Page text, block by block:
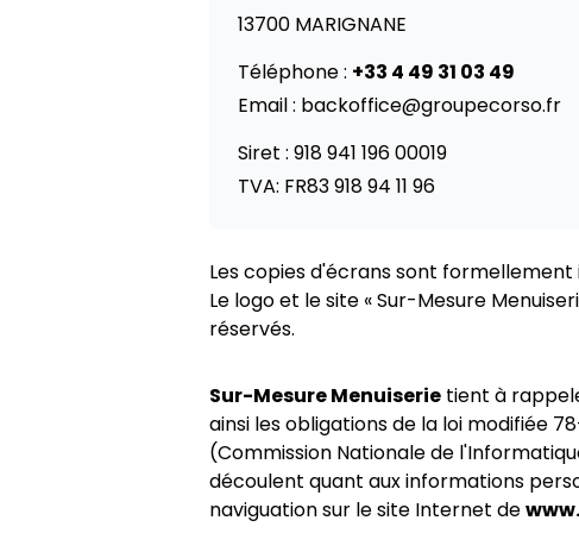
13700 MARIGNANE
Téléphone : +33 4 49 31 03 49
Email : backoffice@groupecorso.fr
Siret : 918 941 196 00019
TVA: FR83 918 94 11 96
Les copies d'écrans sont
Le logo et le site «Sur-Mesure
réservés.
Sur-Mesure Menuiserie tient à
ainsi les obligations de la loi modifiée
(Commission Nationale de
découlent quant aux informations
naviguation sur le site Internet de